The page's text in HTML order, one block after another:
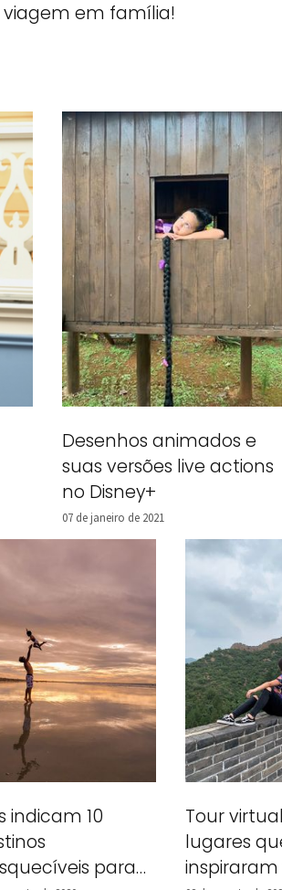
em família!
Desenhos animados e
suas versões live actions
no Disney+
07 de janeiro de 2021
indicam 10
para
Tour
lugares